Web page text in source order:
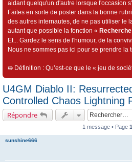
aidant quelqu'un d'autre lorsque l'occasion
Faites en sorte de poster dans la bonne
des autres internautes, de ne pas utiliser le
autant que possible la fonction « Recherche
Et... Gardez le sens de l'humour, de la
Nous ne sommes pas ici pour se prendre la
➯ Définition : Qu’est-ce que le « jeu de
U4GM Diablo II:
Controlled Chaos Lightning
Répondre
1 message • Page 1
sunshine666